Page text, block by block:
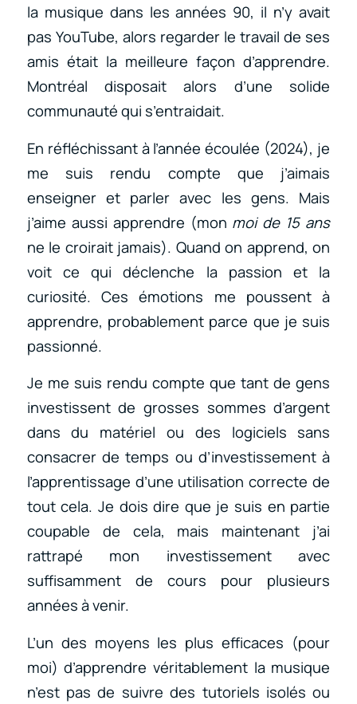
la musique dans les années 90, il n’y avait
pas YouTube, alors regarder le travail de ses
amis était la meilleure façon d’apprendre.
Montréal disposait alors d’une solide
communauté qui s’entraidait.
En réfléchissant à l’année écoulée (2024), je
me suis rendu compte que j’aimais
enseigner et parler avec les gens. Mais
j’aime aussi apprendre (mon moi de 15 ans
ne le croirait jamais). Quand on apprend, on
voit ce qui déclenche la passion et la
curiosité. Ces émotions me poussent à
apprendre, probablement parce que je suis
passionné.
Je me suis rendu compte que tant de gens
investissent de grosses sommes d’argent
dans du matériel ou des logiciels sans
consacrer de temps ou d’investissement à
l’apprentissage d’une utilisation correcte de
tout cela. Je dois dire que je suis en partie
coupable de cela, mais maintenant j’ai
rattrapé mon investissement avec
suffisamment de cours pour plusieurs
années à venir.
L’un des moyens les plus efficaces (pour
moi) d’apprendre véritablement la musique
n’est pas de suivre des tutoriels isolés ou